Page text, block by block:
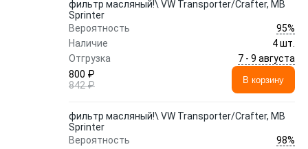
фильтр масляный!\ VW Transporter/Crafter, MB
Sprinter
Вероятность
95%
Наличие
4 шт.
Отгрузка
7 - 9 августа
800 ₽
842 ₽
В корзину
фильтр масляный!\ VW Transporter/Crafter, MB
Sprinter
Вероятность
98%